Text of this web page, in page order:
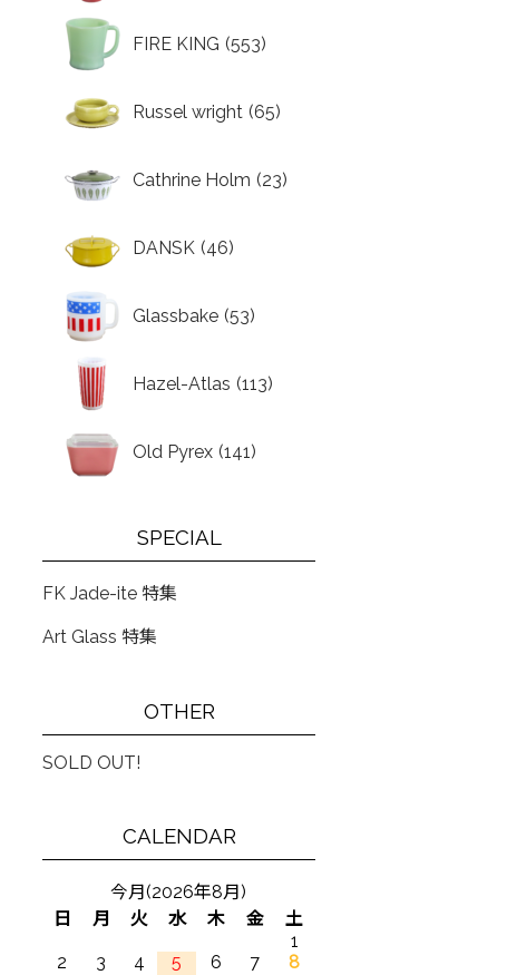
FIRE KING (553)
Russel wright (65)
Cathrine Holm (23)
DANSK (46)
Glassbake (53)
Hazel-Atlas (113)
Old Pyrex (141)
SPECIAL
FK Jade-ite 特集
Art Glass 特集
OTHER
SOLD OUT!
CALENDAR
今月(2026年8月)
日
月 火 水 木 金
土
1
2
3 4 5 6 7
8